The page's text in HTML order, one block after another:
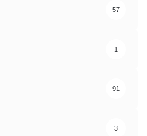
57
1
91
3